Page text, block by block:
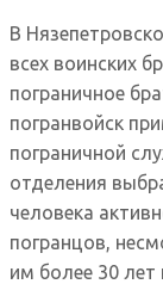
В
всех воинских
пограничное
погранвойск
пограничной
отделения
человека
погранцов,
им более 30 лет